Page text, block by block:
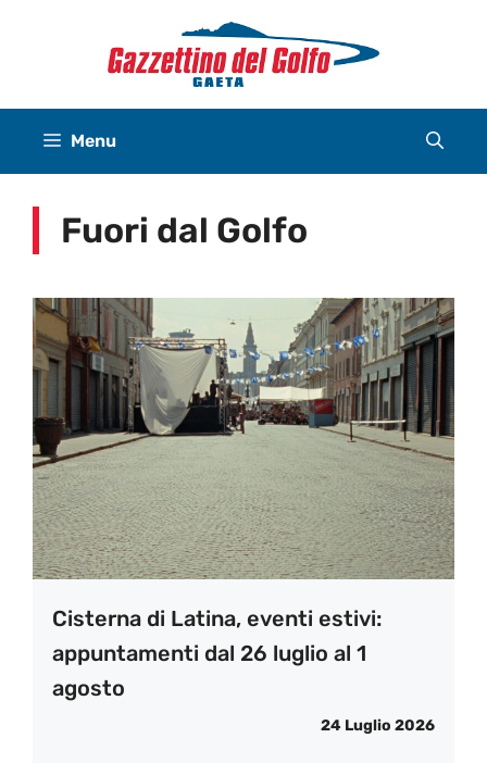
Menu
Fuori dal Golfo
Cisterna di Latina, eventi estivi:
appuntamenti dal 26 luglio al 1
agosto
24 Luglio 2026